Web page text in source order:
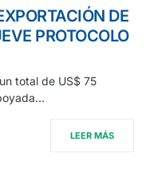
DE
PROTOCOLO
total de US$ 75
LEER MÁS